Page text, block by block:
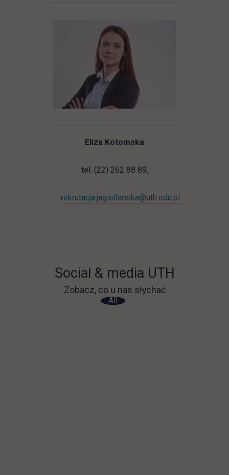
Eliza Kotomska
tel. (22) 262 88 89,
rekrutacja.jagiellonska@uth.edu.pl
Social & media UTH
Zobacz, co u nas słychać
Filter network
All